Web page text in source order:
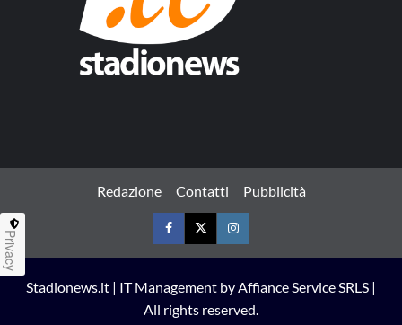
Redazione Contatti Pubblicità
FacebookTwitterInstagram
Stadionews.it | IT Management by Affiance Service SRLS |
All rights reserved.
Privacy